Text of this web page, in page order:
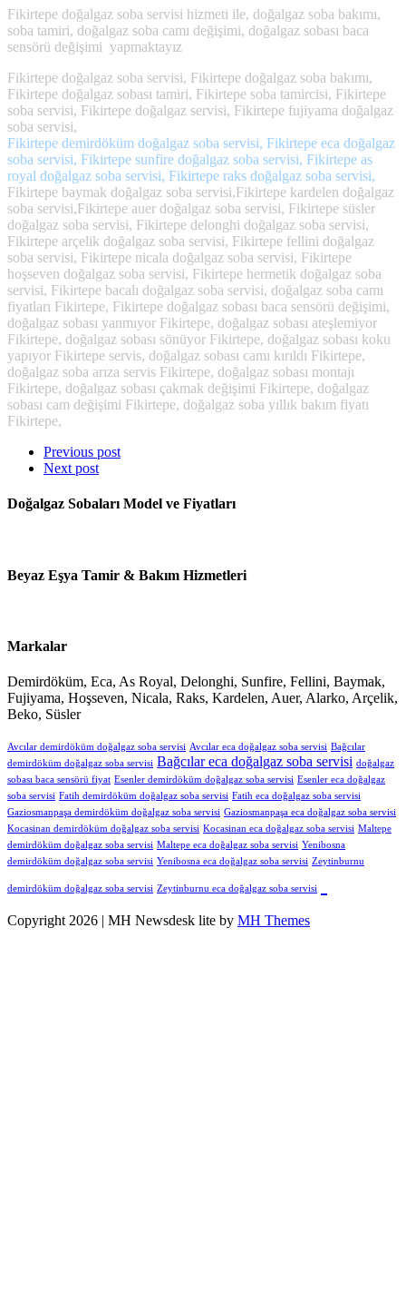
Fikirtepe doğalgaz soba servisi hizmeti ile, doğalgaz soba bakımı,
soba tamiri, doğalgaz soba camı değişimi, doğalgaz sobası baca
sensörü değişimi yapmaktayız
Fikirtepe doğalgaz soba servisi, Fikirtepe doğalgaz soba bakımı,
Fikirtepe doğalgaz sobası tamiri, Fikirtepe soba tamircisi, Fikirtepe
soba servisi, Fikirtepe doğalgaz servisi, Fikirtepe fujiyama doğalgaz
soba servisi,
Fikirtepe demirdöküm doğalgaz soba servisi, Fikirtepe eca doğalgaz
soba servisi, Fikirtepe sunfire doğalgaz soba servisi, Fikirtepe as
royal doğalgaz soba servisi, Fikirtepe raks doğalgaz soba servisi,
Fikirtepe baymak doğalgaz soba servisi,Fikirtepe kardelen doğalgaz
soba servisi,Fikirtepe auer doğalgaz soba servisi, Fikirtepe süsler
doğalgaz soba servisi, Fikirtepe delonghi doğalgaz soba servisi,
Fikirtepe arçelik doğalgaz soba servisi, Fikirtepe fellini doğalgaz
soba servisi, Fikirtepe nicala doğalgaz soba servisi, Fikirtepe
hoşseven doğalgaz soba servisi, Fikirtepe hermetik doğalgaz soba
servisi, Fikirtepe bacalı doğalgaz soba servisi, doğalgaz soba camı
fiyatları Fikirtepe, Fikirtepe doğalgaz sobası baca sensörü değişimi,
doğalgaz sobası yanmıyor Fikirtepe, doğalgaz sobası ateşlemiyor
Fikirtepe, doğalgaz sobası sönüyor Fikirtepe, doğalgaz sobası koku
yapıyor Fikirtepe servis, doğalgaz sobası camı kırıldı Fikirtepe,
doğalgaz soba arıza servis Fikirtepe, doğalgaz sobası montajı
Fikirtepe, doğalgaz sobası çakmak değişimi Fikirtepe, doğalgaz
sobası cam değişimi Fikirtepe, doğalgaz soba yıllık bakım fiyatı
Fikirtepe,
Previous post
Next post
Doğalgaz Sobaları Model ve Fiyatları
Beyaz Eşya Tamir & Bakım Hizmetleri
Markalar
Demirdöküm, Eca, As Royal, Delonghi, Sunfire, Fellini, Baymak,
Fujiyama, Hoşseven, Nicala, Raks, Kardelen, Auer, Alarko, Arçelik,
Beko, Süsler
Avcılar demirdöküm doğalgaz soba servisi Avcılar eca doğalgaz soba servisi Bağcılar
demirdöküm doğalgaz soba servisi Bağcılar eca doğalgaz soba servisi doğalgaz
sobası baca sensörü fiyat Esenler demirdöküm doğalgaz soba servisi Esenler eca doğalgaz
soba servisi Fatih demirdöküm doğalgaz soba servisi Fatih eca doğalgaz soba servisi
Gaziosmanpaşa demirdöküm doğalgaz soba servisi Gaziosmanpaşa eca doğalgaz soba servisi
Kocasinan demirdöküm doğalgaz soba servisi Kocasinan eca doğalgaz soba servisi Maltepe
demirdöküm doğalgaz soba servisi Maltepe eca doğalgaz soba servisi Yenibosna
demirdöküm doğalgaz soba servisi Yenibosna eca doğalgaz soba servisi Zeytinburnu
demirdöküm doğalgaz soba servisi Zeytinburnu eca doğalgaz soba servisi
Copyright 2026 | MH Newsdesk lite by MH Themes